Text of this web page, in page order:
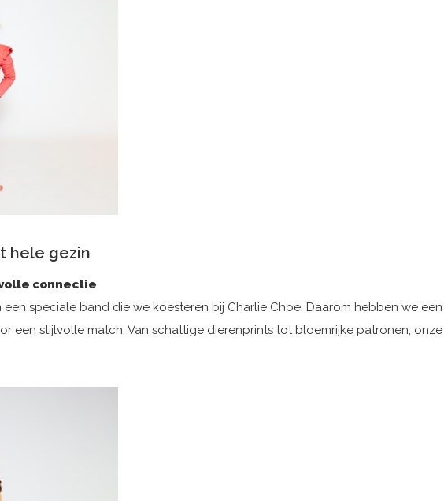
hele gezin
connectie
speciale band die we koesteren bij Charlie Choe. Daarom hebben we
een stijlvolle match. Van schattige dierenprints tot bloemrijke patronen,